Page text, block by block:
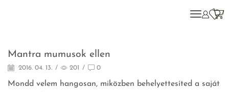
Motiváció
Mantra mumusok ellen
2016. 04. 13. / 201 / 0
Mondd velem hangosan, miközben behelyettesíted a saját